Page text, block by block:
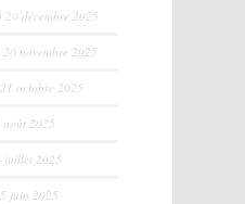
décembre 2025
novembre 2025
octobre 2025
août 2025
juillet 2025
juin 2025